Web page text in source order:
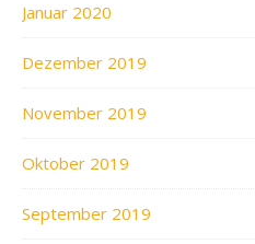
Januar 2020
Dezember 2019
November 2019
Oktober 2019
September 2019